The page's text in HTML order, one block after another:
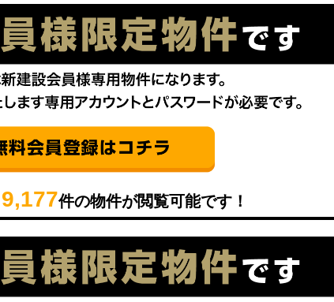
9,177件の物件が閲覧可能です！